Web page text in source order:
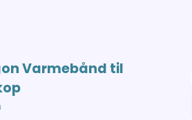
Varmebånd til